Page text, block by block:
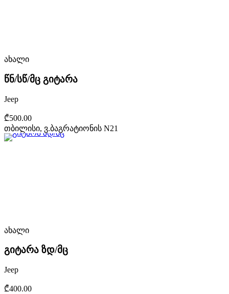
ახალი
წნ/სწ/მც გიტარა
Jeep
₾500.00
თბილისი, ვ.ბაგრატიონის N21
ახალი
გიტარა ზდ/მც
Jeep
₾400.00